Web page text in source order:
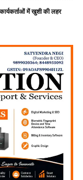
में खुशी की लहर